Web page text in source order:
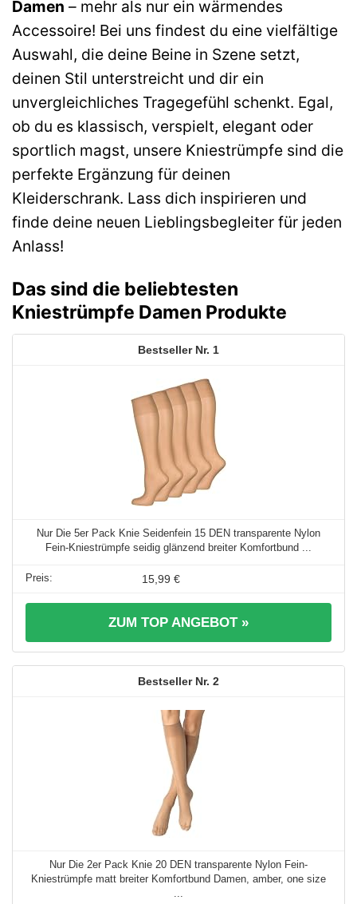
Damen – mehr als nur ein wärmendes
Accessoire! Bei uns findest du eine vielfältige
Auswahl, die deine Beine in Szene setzt,
deinen Stil unterstreicht und dir ein
unvergleichliches Tragegefühl schenkt. Egal,
ob du es klassisch, verspielt, elegant oder
sportlich magst, unsere Kniestrümpfe sind die
perfekte Ergänzung für deinen
Kleiderschrank. Lass dich inspirieren und
finde deine neuen Lieblingsbegleiter für jeden
Anlass!
Das sind die beliebtesten
Kniestrümpfe Damen Produkte
1
Nur Die 5er Pack Knie Seidenfein 15 DEN transparente Nylon
Fein-Kniestrümpfe seidig glänzend breiter Komfortbund ...
15,99 €
ZUM TOP ANGEBOT »
2
Nur Die 2er Pack Knie 20 DEN transparente Nylon Fein-
Kniestrümpfe matt breiter Komfortbund Damen, amber, one size